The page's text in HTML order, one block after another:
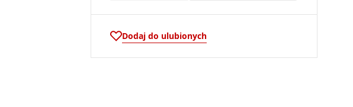
Dodaj do ulubionych